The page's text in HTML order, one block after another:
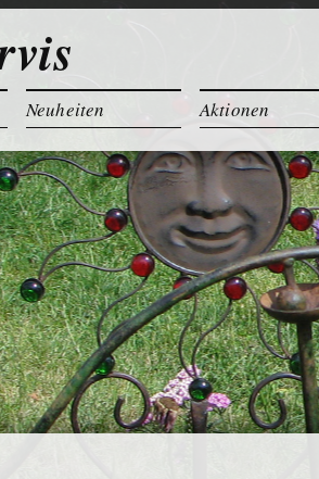
Neuheiten Aktionen